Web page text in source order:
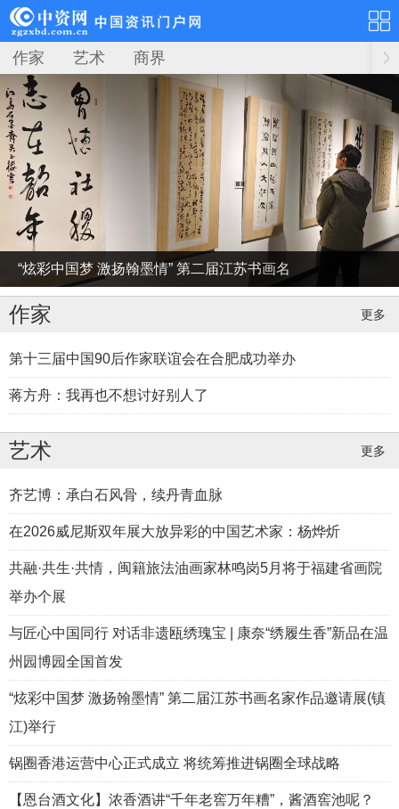
作家 艺术 商界
“炫彩中国梦 激扬翰墨情” 第二届江苏书画名
家作品邀请展(镇江)举行
机品牌入华首选阵地
舒适户外新主张 | 康奈·云雷征途户外鞋新品
全国首发 付辛博与你共启征途之“履
作家 更多
第十三届中国90后作家联谊会在合肥成功举办
蒋方舟：我再也不想讨好别人了
艺术 更多
齐艺博：承白石风骨，续丹青血脉
在2026威尼斯双年展大放异彩的中国艺术家：杨烨炘
共融·共生·共情，闽籍旅法油画家林鸣岗5月将于福建省画院
举办个展
与匠心中国同行 对话非遗瓯绣瑰宝 | 康奈“绣履生香”新品在温
州园博园全国首发
“炫彩中国梦 激扬翰墨情” 第二届江苏书画名家作品邀请展(镇
江)举行
锅圈香港运营中心正式成立 将统筹推进锅圈全球战略
【恩台酒文化】浓香酒讲“千年老窖万年糟”，酱酒窖池呢？